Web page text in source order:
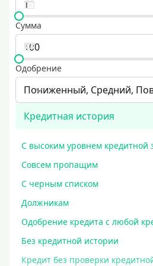
Сумма
Одобрение
Пониженный, Средний,
Кредитная история
С высоким уровнем кредитной
Совсем пропащим
С черным списком
Должникам
Одобрение кредита с любой
Без кредитной истории
Кредит без проверки